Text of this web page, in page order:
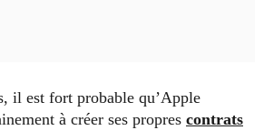
il est fort probable qu’Apple
à créer ses propres contrats